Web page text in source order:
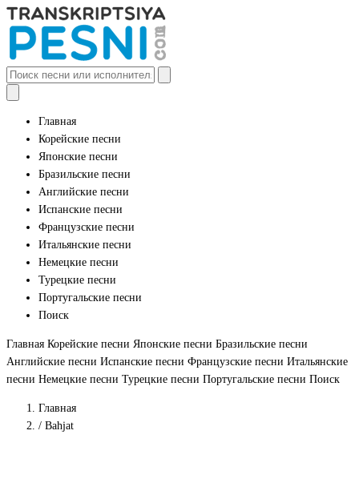
Главная
Корейские песни
Японские песни
Бразильские песни
Английские песни
Испанские песни
Французские песни
Итальянские песни
Немецкие песни
Турецкие песни
Португальские песни
Поиск
Главная Корейские песни Японские песни Бразильские песни
Английские песни Испанские песни Французские песни Итальянские
песни Немецкие песни Турецкие песни Португальские песни Поиск
Главная
/ Bahjat